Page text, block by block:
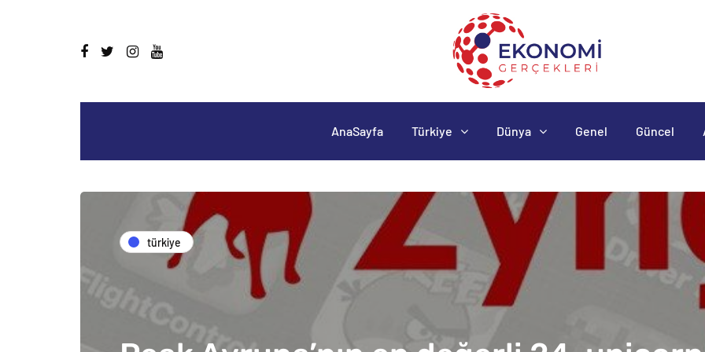
AnaSayfa Türkiye Dünya Genel Güncel
türkiye